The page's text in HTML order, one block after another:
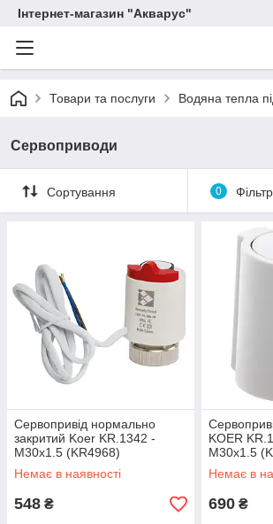
Інтернет-магазин "Акварус"
Товари та послуги Водяна тепла
Сервоприводи
Сортування 0
Сервопривід нормально
закритий Koer KR.1342 -
M30x1.5 (KR4968)
Немає в наявності
548 ₴
KOER
M30x1.5
Немає в
690 ₴